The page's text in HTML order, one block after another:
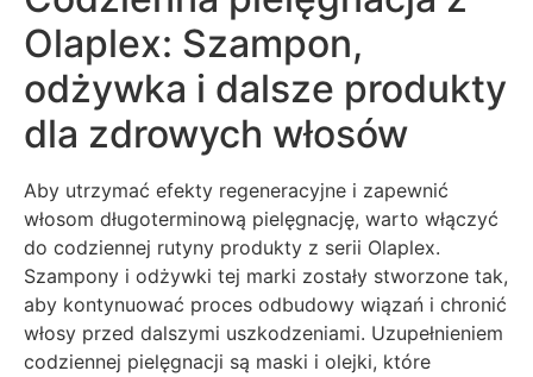
Olaplex: Szampon,
odżywka i dalsze produkty
dla zdrowych włosów
Aby utrzymać efekty regeneracyjne i zapewnić
włosom długoterminową pielęgnację, warto włączyć
do codziennej rutyny produkty z serii Olaplex.
Szampony i odżywki tej marki zostały stworzone tak,
aby kontynuować proces odbudowy wiązań i chronić
włosy przed dalszymi uszkodzeniami. Uzupełnieniem
codziennej pielęgnacji są maski i olejki, które